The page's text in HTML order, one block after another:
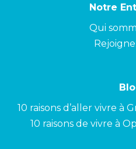
Notre
Qui
10 raisons d’aller vivre à
10 raisons de vivre à